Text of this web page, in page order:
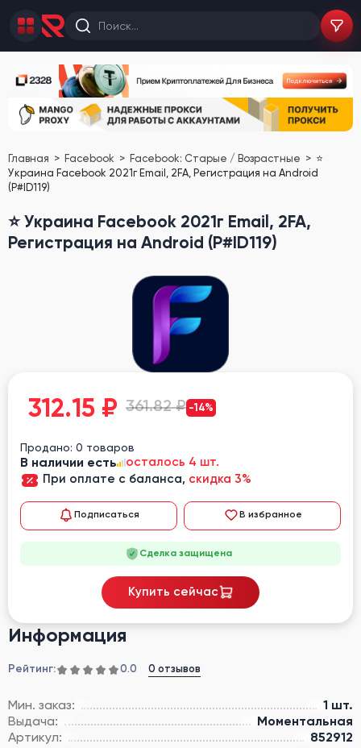
Главная Facebook Facebook: Старые / Возрастные
⭐️
Украина Facebook 2021г Email, 2FA, Регистрация на Android
(P#ID119)
⭐️ Украина Facebook 2021г Email, 2FA,
Регистрация на Android (P#ID119)
Информация
Рейтинг: 0.0 0 отзывов
Мин. заказ:
1 шт.
Выдача:
Моментальная
Артикул:
852912
312.15 ₽ 361.82 ₽ -14%
Продано: 0 товаров
В наличии есть
осталось 4 шт.
При оплате с баланса, скидка 3%
Подписаться В избранное
Сделка защищена
Купить сейчас